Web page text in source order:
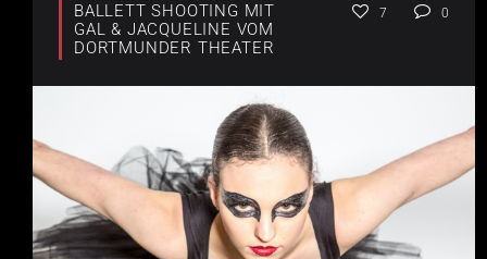
BALLETT SHOOTING MIT
GAL & JACQUELINE VOM
DORTMUNDER THEATER
7 0